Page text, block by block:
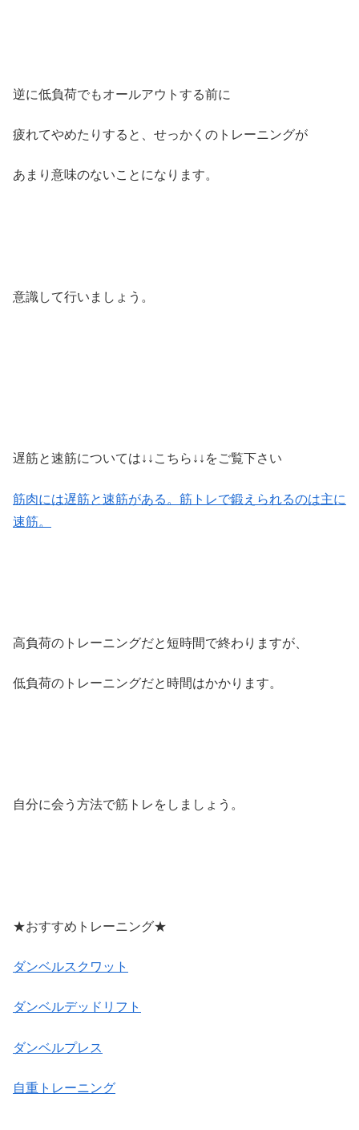
逆に低負荷でもオールアウトする前に
疲れてやめたりすると、せっかくのトレーニングが
あまり意味のないことになります。
意識して行いましょう。
遅筋と速筋については↓↓こちら↓↓をご覧下さい
筋肉には遅筋と速筋がある。筋トレで鍛えられるのは主に
速筋。
高負荷のトレーニングだと短時間で終わりますが、
低負荷のトレーニングだと時間はかかります。
自分に会う方法で筋トレをしましょう。
★おすすめトレーニング★
ダンベルスクワット
ダンベルデッドリフト
ダンベルプレス
自重トレーニング